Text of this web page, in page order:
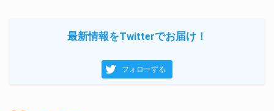
最新情報をTwitterでお届け！
フォローする